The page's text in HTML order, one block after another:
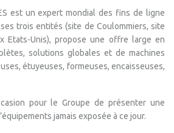
est un expert mondial des fins de ligne
trois entités (site de Coulommiers, site
Etats-Unis), propose une offre large en
solutions globales et de machines
étuyeuses, formeuses, encaisseuses,
pour le Groupe de présenter une
jamais exposée à ce jour.